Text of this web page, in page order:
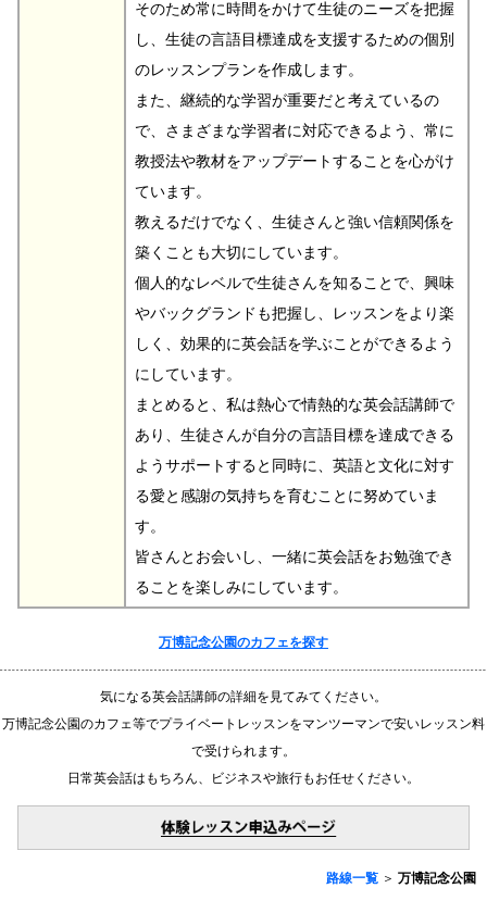
そのため常に時間をかけて生徒のニーズを把握
し、生徒の言語目標達成を支援するための個別
のレッスンプランを作成します。
また、継続的な学習が重要だと考えているの
で、さまざまな学習者に対応できるよう、常に
教授法や教材をアップデートすることを心がけ
ています。
教えるだけでなく、生徒さんと強い信頼関係を
築くことも大切にしています。
個人的なレベルで生徒さんを知ることで、興味
やバックグランドも把握し、レッスンをより楽
しく、効果的に英会話を学ぶことができるよう
にしています。
まとめると、私は熱心で情熱的な英会話講師で
あり、生徒さんが自分の言語目標を達成できる
ようサポートすると同時に、英語と文化に対す
る愛と感謝の気持ちを育むことに努めていま
す。
皆さんとお会いし、一緒に英会話をお勉強でき
ることを楽しみにしています。
万博記念公園のカフェを探す
気になる英会話講師の詳細を見てみてください。
万博記念公園のカフェ等でプライベートレッスンをマンツーマンで安いレッスン料
で受けられます。
日常英会話はもちろん、ビジネスや旅行もお任せください。
路線一覧 ＞ 万博記念公園